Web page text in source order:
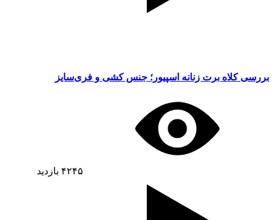
بررسی کلاه برت زنانه اسپیور؛ جنس کشی و فری‌سایز
۴۲۴۵ بازدید